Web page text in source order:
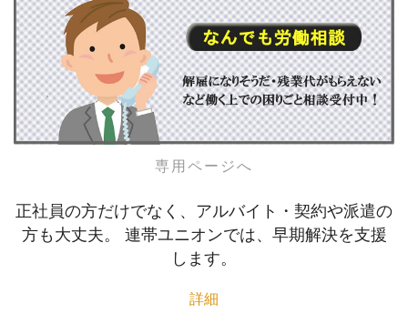
専用ページへ
正社員の方だけでなく、アルバイト・契約や派遣の
方も大丈夫。 連帯ユニオンでは、早期解決を支援
します。
詳細